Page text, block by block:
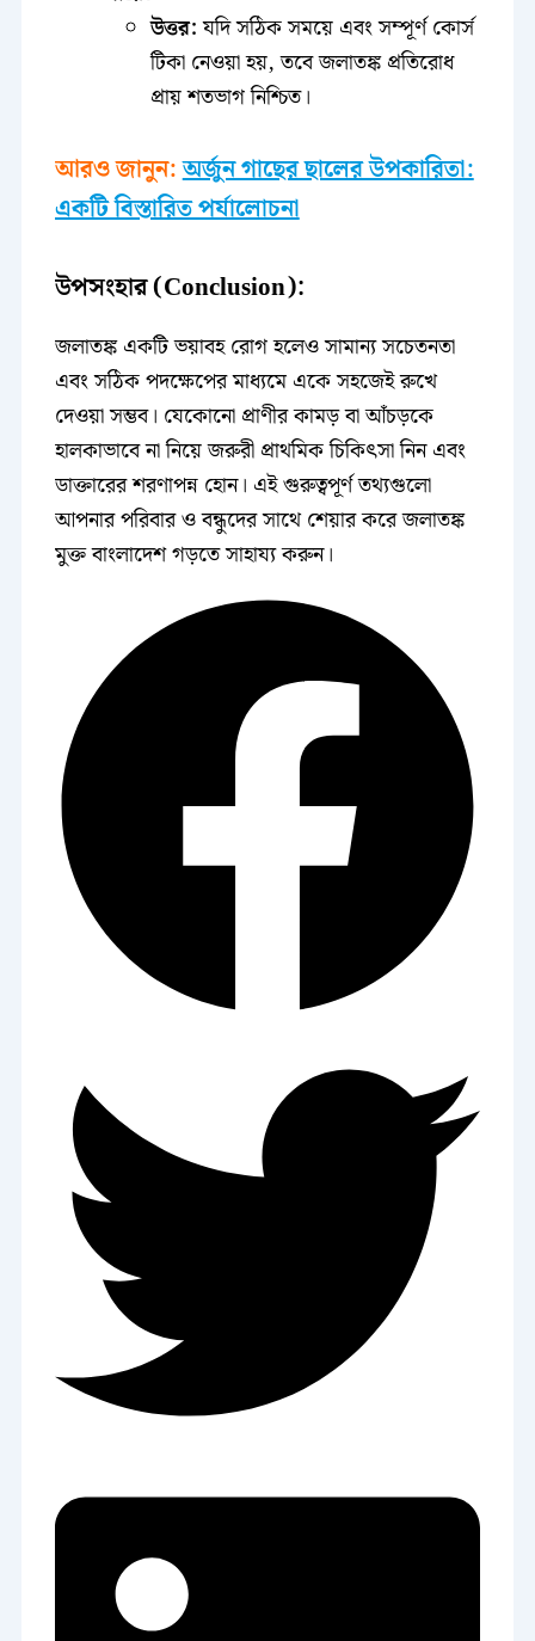
উত্তর:যদি সঠিক সময়ে এবং সম্পূর্ণ কোর্স
টিকা নেওয়া হয়, তবে জলাতঙ্ক প্রতিরোধ
প্রায় শতভাগ নিশ্চিত।
আরও জানুন:অর্জুন গাছের ছালের উপকারিতা:
একটি বিস্তারিত পর্যালোচনা
উপসংহার (Conclusion):
জলাতঙ্ক একটি ভয়াবহ রোগ হলেও সামান্য সচেতনতা
এবং সঠিক পদক্ষেপের মাধ্যমে একে সহজেই রুখে
দেওয়া সম্ভব। যেকোনো প্রাণীর কামড় বা আঁচড়কে
হালকাভাবে না নিয়ে জরুরী প্রাথমিক চিকিৎসা নিন এবং
ডাক্তারের শরণাপন্ন হোন। এই গুরুত্বপূর্ণ তথ্যগুলো
আপনার পরিবার ও বন্ধুদের সাথে শেয়ার করে জলাতঙ্ক
মুক্ত বাংলাদেশ গড়তে সাহায্য করুন।